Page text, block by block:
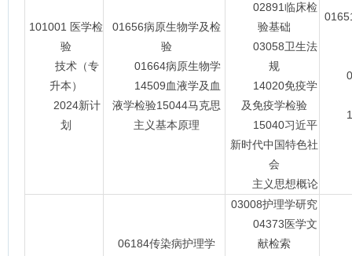
101001 医学检
验
技术（专
升本）
2024新计
划
01656病原生物学及检
验
01664病原生物学
14509血液学及血
液学检验15044马克思
主义基本原理
02891临床检
验基础
03058卫生法
规
14020免疫学
及免疫学检验
15040习近平
新时代中国特色社
会
主义思想概论
06184传染病护理学
03008护理学研究
04373医学文
献检索